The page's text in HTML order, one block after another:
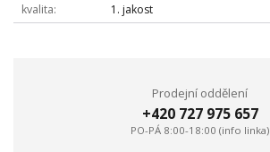
kvalita
1. jakost
Prodejní oddělení
+420 727 975 657
PO-PÁ 8:00-18:00 (info linka)